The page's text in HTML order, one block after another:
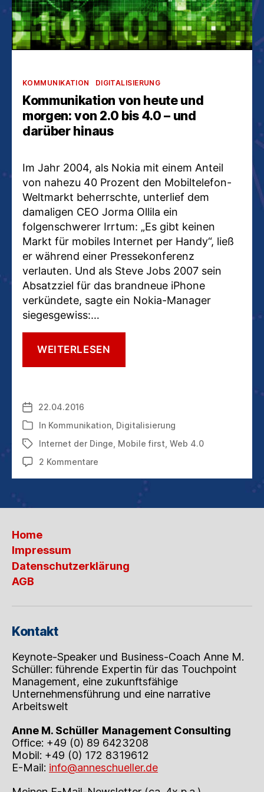
Kategorien
KOMMUNIKATION DIGITALISIERUNG
Kommunikation von heute und
morgen: von 2.0 bis 4.0 – und
darüber hinaus
Im Jahr 2004, als Nokia mit einem Anteil
von nahezu 40 Prozent den Mobiltelefon-
Weltmarkt beherrschte, unterlief dem
damaligen CEO Jorma Ollila ein
folgenschwerer Irrtum: „Es gibt keinen
Markt für mobiles Internet per Handy“, ließ
er während einer Pressekonferenz
verlauten. Und als Steve Jobs 2007 sein
Absatzziel für das brandneue iPhone
verkündete, sagte ein Nokia-Manager
siegesgewiss:…
WEITERLESEN
2.0
4.0
DARÜBER
HINAUS
Veröffentlichungsdatum
22.04.2016
Kategorien
In Kommunikation, Digitalisierung
Schlagwörter
Internet der Dinge, Mobile first, Web 4.0
2 Kommentare
und
bis
4.0
Home
Impressum
Datenschutzerklärung
AGB
Kontakt
Keynote-Speaker und Business-Coach Anne M.
Schüller: führende Expertin für das Touchpoint
Management, eine zukunftsfähige
Unternehmensführung und eine narrative
Arbeitswelt
Anne M. Schüller Management Consulting
Office: +49 (0) 89 6423208
Mobil: +49 (0) 172 8319612
E-Mail: info@anneschueller.de